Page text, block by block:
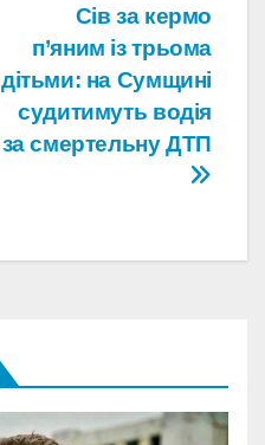
Сів за кермо
п’яним із трьома
дітьми: на Сумщині
судитимуть водія
за смертельну ДТП